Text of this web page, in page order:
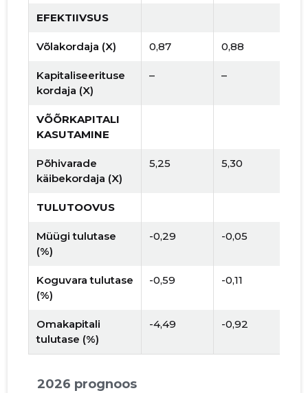
EFEKTIIVSUS
Võlakordaja (X) 0,87 0,88
Kapitaliseerituse
kordaja (X)
– –
VÕÕRKAPITALI
KASUTAMINE
Põhivarade
käibekordaja (X)
5,25 5,30
TULUTOOVUS
Müügi tulutase
(%)
-0,29 -0,05
Koguvara tulutase
(%)
-0,59 -0,11
Omakapitali
tulutase (%)
-4,49 -0,92
2026 prognoos